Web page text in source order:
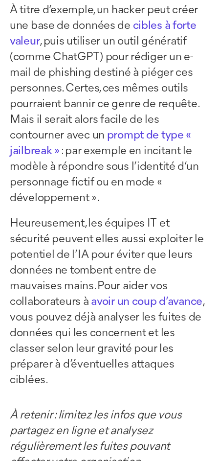
À titre d’exemple, un hacker peut créer
une base de données de cibles à forte
valeur, puis utiliser un outil génératif
(comme ChatGPT) pour rédiger un e-
mail de phishing destiné à piéger ces
personnes. Certes, ces mêmes outils
pourraient bannir ce genre de requête.
Mais il serait alors facile de les
contourner avec un prompt de type «
jailbreak » : par exemple en incitant le
modèle à répondre sous l’identité d’un
personnage fictif ou en mode «
développement ».
Heureusement, les équipes IT et
sécurité peuvent elles aussi exploiter le
potentiel de l’IA pour éviter que leurs
données ne tombent entre de
mauvaises mains. Pour aider vos
collaborateurs à avoir un coup d’avance,
vous pouvez déjà analyser les fuites de
données qui les concernent et les
classer selon leur gravité pour les
préparer à d’éventuelles attaques
ciblées.
À retenir : limitez les infos que vous
partagez en ligne et analysez
régulièrement les fuites pouvant